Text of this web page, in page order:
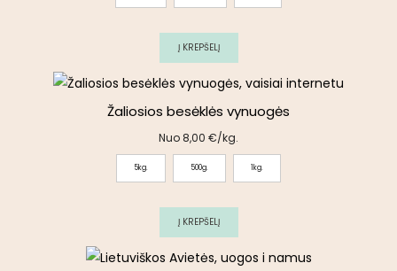
Į KREPŠELĮ
Žaliosios besėklės vynuogės
Nuo 8,00 €/kg.
5kg. 500g. 1kg.
Į KREPŠELĮ